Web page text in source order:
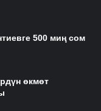
500 миң сом
өкмөт